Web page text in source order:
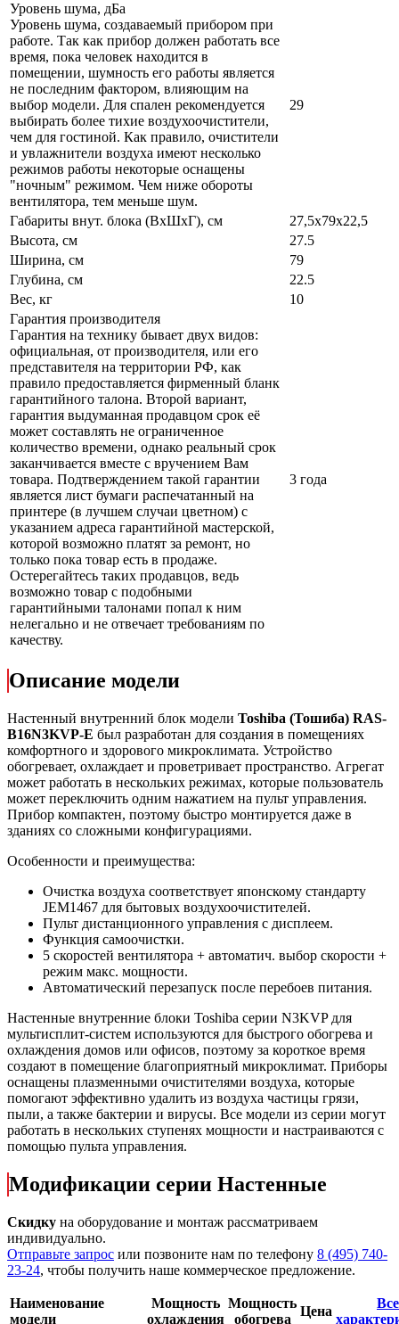
Уровень шума, дБа
Уровень шума, создаваемый прибором при
работе. Так как прибор должен работать все
время, пока человек находится в
помещении, шумность его работы является
не последним фактором, влияющим на
выбор модели. Для спален рекомендуется
выбирать более тихие воздухоочистители,
чем для гостиной. Как правило, очистители
и увлажнители воздуха имеют несколько
режимов работы некоторые оснащены
"ночным" режимом. Чем ниже обороты
вентилятора, тем меньше шум.
29
Габариты внут. блока (ВхШхГ), см
27,5x79x22,5
Высота, см
27.5
Ширина, см
79
Глубина, см
22.5
Вес, кг
10
Гарантия производителя
Гарантия на технику бывает двух видов:
официальная, от производителя, или его
представителя на территории РФ, как
правило предоставляется фирменный бланк
гарантийного талона. Второй вариант,
гарантия выдуманная продавцом срок её
может составлять не ограниченное
количество времени, однако реальный срок
заканчивается вместе с вручением Вам
товара. Подтверждением такой гарантии
является лист бумаги распечатанный на
принтере (в лучшем случаи цветном) с
указанием адреса гарантийной мастерской,
которой возможно платят за ремонт, но
только пока товар есть в продаже.
Остерегайтесь таких продавцов, ведь
возможно товар с подобными
гарантийными талонами попал к ним
нелегально и не отвечает требованиям по
качеству.
3 года
Описание модели
Настенный внутренний блок модели Toshiba (Тошиба) RAS-
B16N3KVP-E был разработан для создания в помещениях
комфортного и здорового микроклимата. Устройство
обогревает, охлаждает и проветривает пространство. Агрегат
может работать в нескольких режимах, которые пользователь
может переключить одним нажатием на пульт управления.
Прибор компактен, поэтому быстро монтируется даже в
зданиях со сложными конфигурациями.
Особенности и преимущества:
Очистка воздуха соответствует японскому стандарту
JEM1467 для бытовых воздухоочистителей.
Пульт дистанционного управления с дисплеем.
Функция самоочистки.
5 скоростей вентилятора + автоматич. выбор скорости +
режим макс. мощности.
Автоматический перезапуск после перебоев питания.
Настенные внутренние блоки Toshiba серии N3KVP для
мультисплит-систем используются для быстрого обогрева и
охлаждения домов или офисов, поэтому за короткое время
создают в помещение благоприятный микроклимат. Приборы
оснащены плазменными очистителями воздуха, которые
помогают эффективно удалить из воздуха частицы грязи,
пыли, а также бактерии и вирусы. Все модели из серии могут
работать в нескольких ступенях мощности и настраиваются с
помощью пульта управления.
Модификации серии Настенные
Скидку на оборудование и монтаж рассматриваем
индивидуально.
Отправьте запрос или позвоните нам по телефону 8 (495) 740-
23-24, чтобы получить наше коммерческое предложение.
Наименование
модели
Мощность
охлаждения
Мощность
обогрева
Цена
Все